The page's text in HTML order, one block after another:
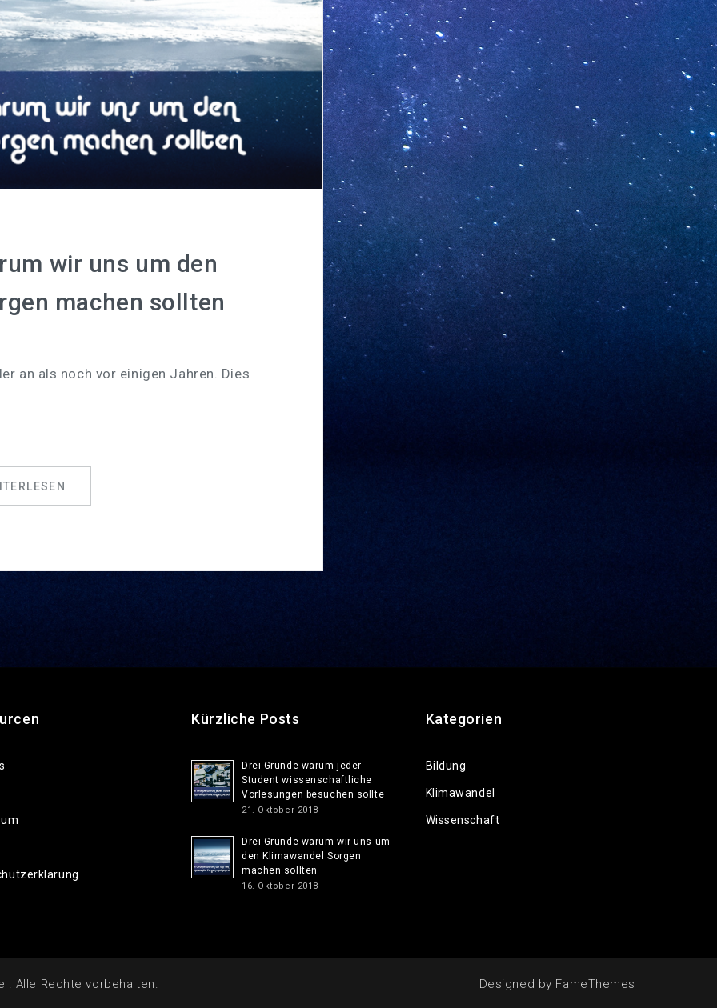
wir uns um den
machen sollten
an als noch vor einigen Jahren. Dies
Kürzliche Posts
Drei Gründe warum jeder
Student wissenschaftliche
Vorlesungen besuchen sollte
21. Oktober 2018
Drei Gründe warum wir uns um
den Klimawandel Sorgen
machen sollten
16. Oktober 2018
Kategorien
Bildung
Klimawandel
Wissenschaft
. Alle Rechte vorbehalten. Designed by FameThemes